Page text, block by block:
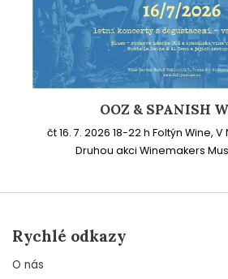
OOZ & SPANISH
čt 16. 7. 2026 18-22 h Foltýn Wine,
Druhou akci Winemakers
Rychlé odkazy
O nás